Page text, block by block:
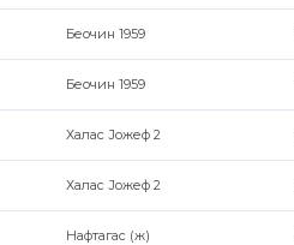
Беочин 1959
Беочин 1959
Халас Јожеф 2
Халас Јожеф 2
Нафтагас (ж)